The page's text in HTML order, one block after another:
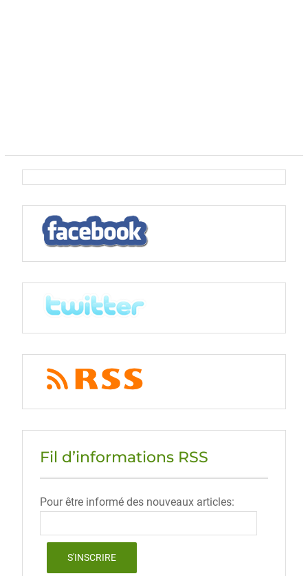
Fil d’informations RSS
Pour être informé des nouveaux articles: